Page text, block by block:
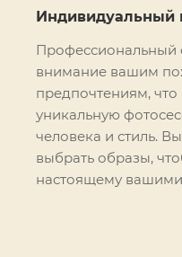
Индивидуальный
Профессиональный
внимание вашим
предпочтениям, что
уникальную
человека и стиль.
выбрать образы,
настоящему